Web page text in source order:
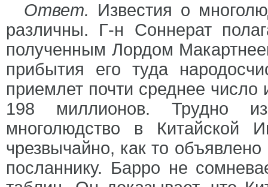
Ответ. Известия о
различны. Г-н Соннерат
полученным Лордом
прибытия его туда
приемлет почти среднее число
198 миллионов. Трудно
многолюдство в
чрезвычайно, как то
посланнику. Барро не